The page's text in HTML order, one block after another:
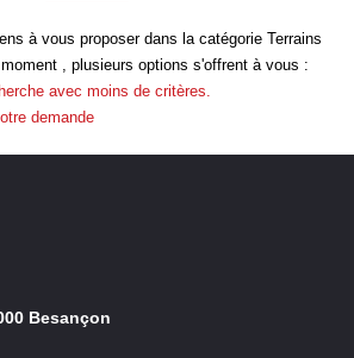
VENDRE
Votre Bien En Ligne
Les Avis Clients
Plus de critères
à vous proposer dans la catégorie Terrains
, plusieurs options s'offrent à vous :
avec moins de critères.
demande
Besançon